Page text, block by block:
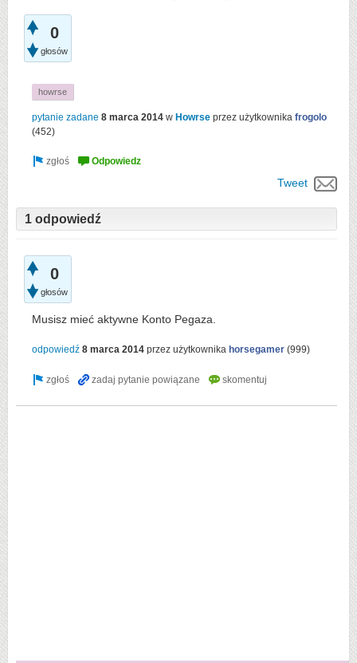
0
głosów
howrse
pytanie zadane 8 marca 2014 w Howrse przez użytkownika frogolo
(452)
Tweet
1 odpowiedź
0
głosów
Musisz mieć aktywne Konto Pegaza.
odpowiedź 8 marca 2014 przez użytkownika horsegamer (999)